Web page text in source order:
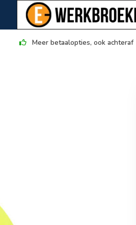
Meer betaalopties, ook achteraf